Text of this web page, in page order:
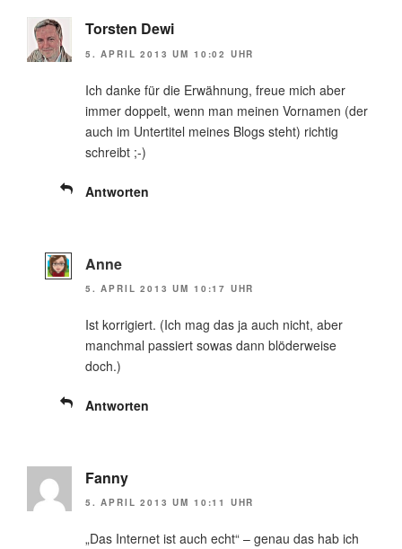
Torsten Dewi
5. APRIL 2013 UM 10:02 UHR
Ich danke für die Erwähnung, freue mich aber
immer doppelt, wenn man meinen Vornamen (der
auch im Untertitel meines Blogs steht) richtig
schreibt ;-)
Antworten
Anne
5. APRIL 2013 UM 10:17 UHR
Ist korrigiert. (Ich mag das ja auch nicht, aber
manchmal passiert sowas dann blöderweise
doch.)
Antworten
Fanny
5. APRIL 2013 UM 10:11 UHR
„Das Internet ist auch echt“ – genau das hab ich